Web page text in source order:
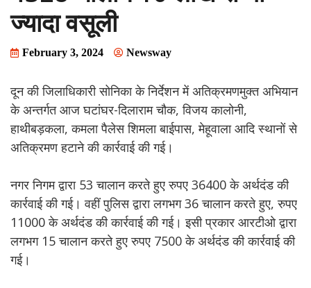
ज्यादा वसूली
February 3, 2024 Newsway
दून की जिलाधिकारी सोनिका के निर्देशन में अतिक्रमणमुक्त अभियान
के अन्तर्गत आज घटांघर-दिलाराम चौक, विजय कालोनी,
हाथीबड़कला, कमला पैलेस शिमला बाईपास, मेहूवाला आदि स्थानों से
अतिक्रमण हटाने की कार्रवाई की गई।
नगर निगम द्वारा 53 चालान करते हुए रुपए 36400 के अर्थदंड की
कार्रवाई की गई। वहीं पुलिस द्वारा लगभग 36 चालान करते हुए, रुपए
11000 के अर्थदंड की कार्रवाई की गई। इसी प्रकार आरटीओ द्वारा
लगभग 15 चालान करते हुए रुपए 7500 के अर्थदंड की कार्रवाई की
गई।